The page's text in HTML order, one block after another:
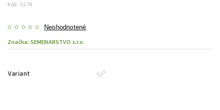
Kód: 5178
Neohodnotené
Značka: SEMENARSTVO s.r.o.
Variant